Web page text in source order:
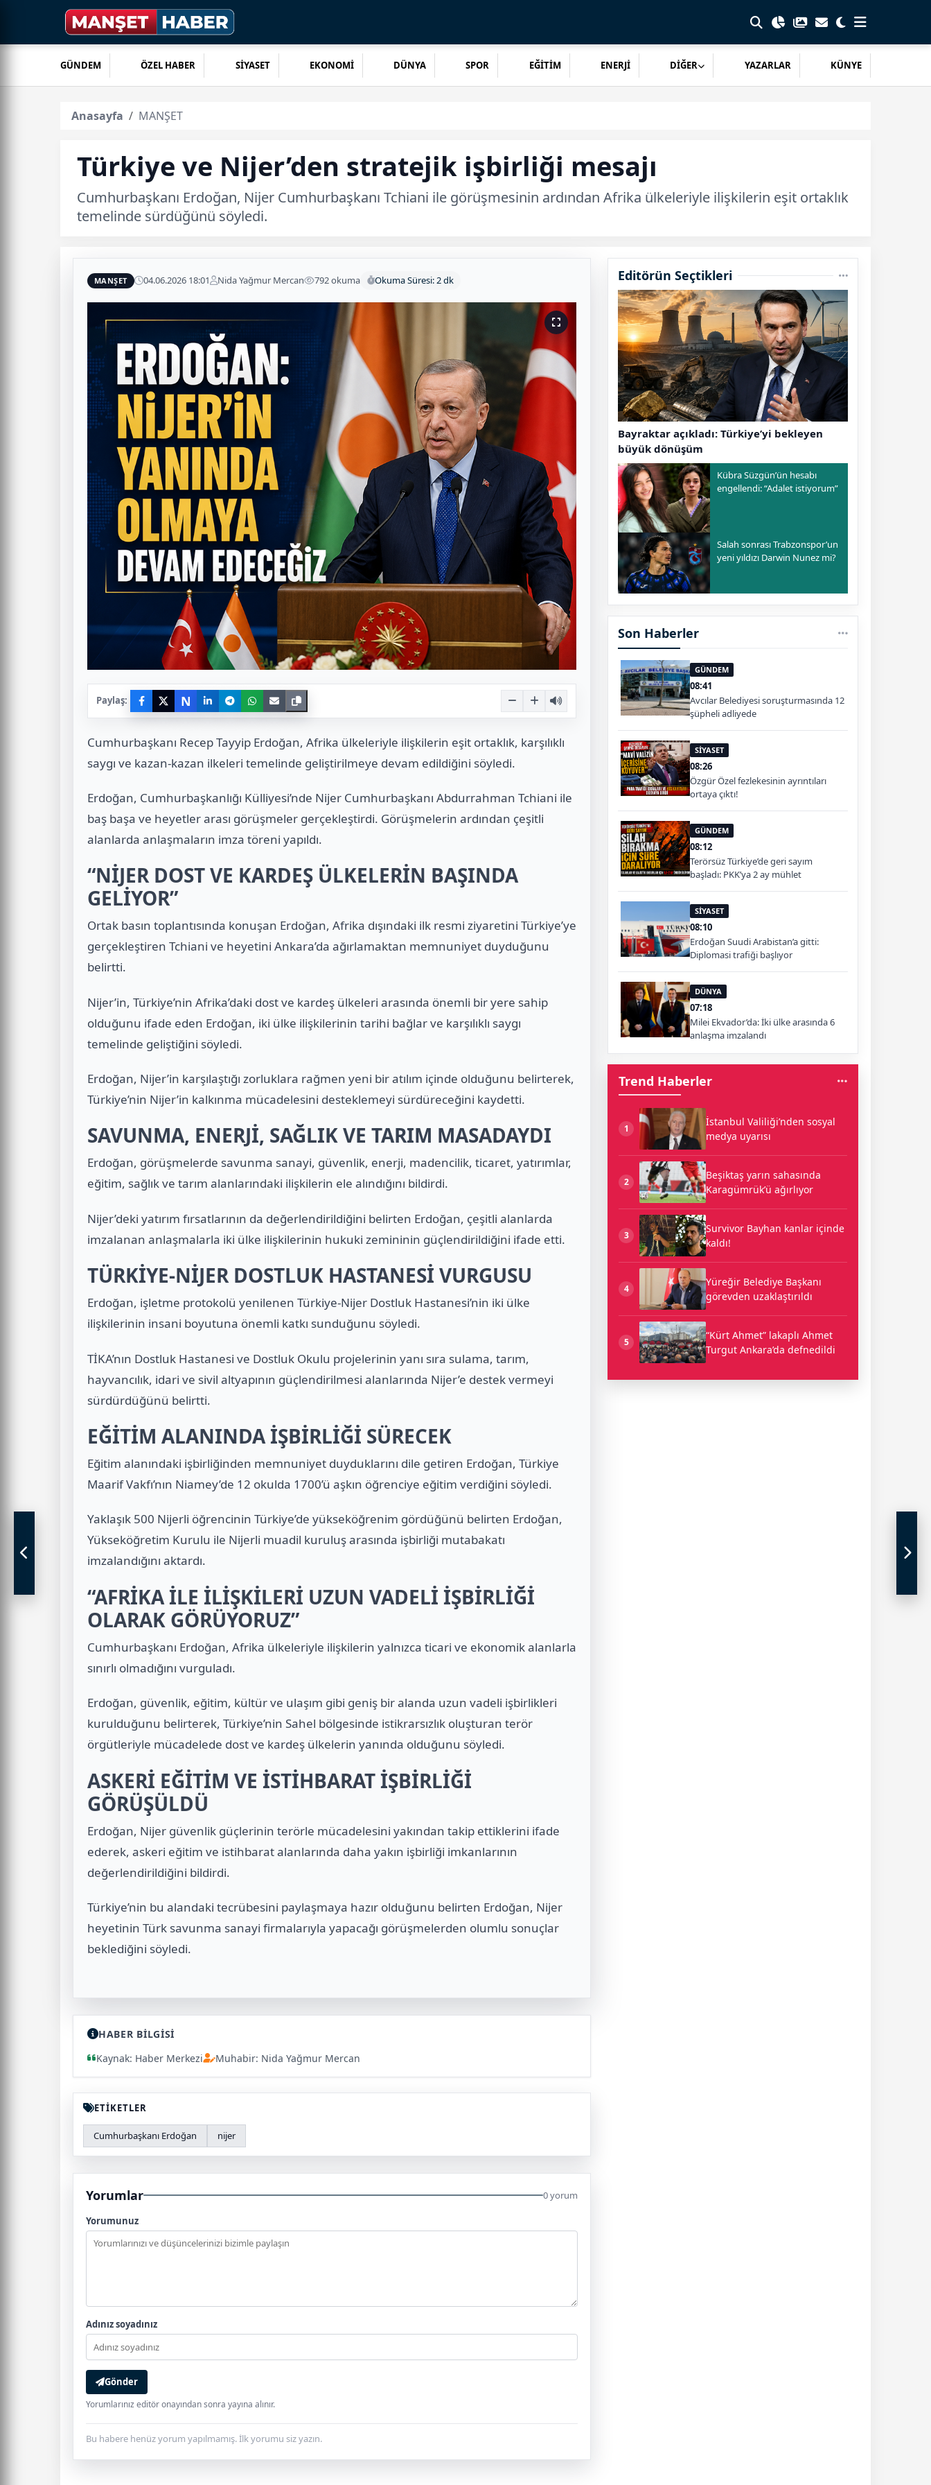
GÜNDEM ÖZEL HABER SİYASET EKONOMİ DÜNYA SPOR EĞİTİM ENERJİ DİĞER YAZARLAR KÜNYE
Anasayfa MANŞET
Türkiye ve Nijer’den stratejik işbirliği mesajı
Cumhurbaşkanı Erdoğan, Nijer Cumhurbaşkanı Tchiani ile görüşmesinin ardından Afrika ülkeleriyle ilişkilerin eşit ortaklık
temelinde sürdüğünü söyledi.
MANŞET 04.06.2026 18:01 Nida Yağmur Mercan 792 okuma Okuma Süresi: 2 dk
Paylaş: N
Cumhurbaşkanı Recep Tayyip Erdoğan, Afrika ülkeleriyle ilişkilerin eşit ortaklık, karşılıklı
saygı ve kazan-kazan ilkeleri temelinde geliştirilmeye devam edildiğini söyledi.
Erdoğan, Cumhurbaşkanlığı Külliyesi’nde Nijer Cumhurbaşkanı Abdurrahman Tchiani ile
baş başa ve heyetler arası görüşmeler gerçekleştirdi. Görüşmelerin ardından çeşitli
alanlarda anlaşmaların imza töreni yapıldı.
“NİJER DOST VE KARDEŞ ÜLKELERİN BAŞINDA
GELİYOR”
Ortak basın toplantısında konuşan Erdoğan, Afrika dışındaki ilk resmi ziyaretini Türkiye’ye
gerçekleştiren Tchiani ve heyetini Ankara’da ağırlamaktan memnuniyet duyduğunu
belirtti.
Nijer’in, Türkiye’nin Afrika’daki dost ve kardeş ülkeleri arasında önemli bir yere sahip
olduğunu ifade eden Erdoğan, iki ülke ilişkilerinin tarihi bağlar ve karşılıklı saygı
temelinde geliştiğini söyledi.
Erdoğan, Nijer’in karşılaştığı zorluklara rağmen yeni bir atılım içinde olduğunu belirterek,
Türkiye’nin Nijer’in kalkınma mücadelesini desteklemeyi sürdüreceğini kaydetti.
SAVUNMA, ENERJİ, SAĞLIK VE TARIM MASADAYDI
Erdoğan, görüşmelerde savunma sanayi, güvenlik, enerji, madencilik, ticaret, yatırımlar,
eğitim, sağlık ve tarım alanlarındaki ilişkilerin ele alındığını bildirdi.
Nijer’deki yatırım fırsatlarının da değerlendirildiğini belirten Erdoğan, çeşitli alanlarda
imzalanan anlaşmalarla iki ülke ilişkilerinin hukuki zemininin güçlendirildiğini ifade etti.
TÜRKİYE-NİJER DOSTLUK HASTANESİ VURGUSU
Erdoğan, işletme protokolü yenilenen Türkiye-Nijer Dostluk Hastanesi’nin iki ülke
ilişkilerinin insani boyutuna önemli katkı sunduğunu söyledi.
TİKA’nın Dostluk Hastanesi ve Dostluk Okulu projelerinin yanı sıra sulama, tarım,
hayvancılık, idari ve sivil altyapının güçlendirilmesi alanlarında Nijer’e destek vermeyi
sürdürdüğünü belirtti.
EĞİTİM ALANINDA İŞBİRLİĞİ SÜRECEK
Eğitim alanındaki işbirliğinden memnuniyet duyduklarını dile getiren Erdoğan, Türkiye
Maarif Vakfı’nın Niamey’de 12 okulda 1700’ü aşkın öğrenciye eğitim verdiğini söyledi.
Yaklaşık 500 Nijerli öğrencinin Türkiye’de yükseköğrenim gördüğünü belirten Erdoğan,
Yükseköğretim Kurulu ile Nijerli muadil kuruluş arasında işbirliği mutabakatı
imzalandığını aktardı.
“AFRİKA İLE İLİŞKİLERİ UZUN VADELİ İŞBİRLİĞİ
OLARAK GÖRÜYORUZ”
Cumhurbaşkanı Erdoğan, Afrika ülkeleriyle ilişkilerin yalnızca ticari ve ekonomik alanlarla
sınırlı olmadığını vurguladı.
Erdoğan, güvenlik, eğitim, kültür ve ulaşım gibi geniş bir alanda uzun vadeli işbirlikleri
kurulduğunu belirterek, Türkiye’nin Sahel bölgesinde istikrarsızlık oluşturan terör
örgütleriyle mücadelede dost ve kardeş ülkelerin yanında olduğunu söyledi.
ASKERİ EĞİTİM VE İSTİHBARAT İŞBİRLİĞİ
GÖRÜŞÜLDÜ
Erdoğan, Nijer güvenlik güçlerinin terörle mücadelesini yakından takip ettiklerini ifade
ederek, askeri eğitim ve istihbarat alanlarında daha yakın işbirliği imkanlarının
değerlendirildiğini bildirdi.
Türkiye’nin bu alandaki tecrübesini paylaşmaya hazır olduğunu belirten Erdoğan, Nijer
heyetinin Türk savunma sanayi firmalarıyla yapacağı görüşmelerden olumlu sonuçlar
beklediğini söyledi.
HABER BİLGİSİ
Kaynak: Haber Merkezi
Muhabir: Nida Yağmur Mercan
ETİKETLER
Cumhurbaşkanı Erdoğan nijer
Yorumlar 0 yorum
Yorumunuz
Adınız soyadınız
Gönder
Yorumlarınız editör onayından sonra yayına alınır.
Bu habere henüz yorum yapılmamış. İlk yorumu siz yazın.
Editörün Seçtikleri
Bayraktar açıkladı: Türkiye’yi bekleyen
büyük dönüşüm
Kübra Süzgün’ün hesabı
engellendi: “Adalet istiyorum”
Salah sonrası Trabzonspor’un
yeni yıldızı Darwin Nunez mi?
Son Haberler
GÜNDEM
08:41
Avcılar Belediyesi soruşturmasında 12
şüpheli adliyede
SİYASET
08:26
Özgür Özel fezlekesinin ayrıntıları
ortaya çıktı!
GÜNDEM
08:12
Terörsüz Türkiye’de geri sayım
başladı: PKK’ya 2 ay mühlet
SİYASET
08:10
Erdoğan Suudi Arabistan’a gitti:
Diplomasi trafiği başlıyor
DÜNYA
07:18
Milei Ekvador’da: İki ülke arasında 6
anlaşma imzalandı
Trend Haberler
1
İstanbul Valiliği’nden sosyal
medya uyarısı
2
Beşiktaş yarın sahasında
Karagümrük’ü ağırlıyor
3
Survivor Bayhan kanlar içinde
kaldı!
4
Yüreğir Belediye Başkanı
görevden uzaklaştırıldı
5
“Kürt Ahmet” lakaplı Ahmet
Turgut Ankara’da defnedildi